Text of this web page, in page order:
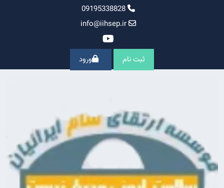
09195338828
info@iihsep.ir
ثبت نام ورود